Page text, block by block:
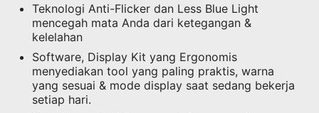
Teknologi Anti-Flicker dan Less Blue Light
mencegah mata Anda dari ketegangan &
kelelahan
Software, Display Kit yang Ergonomis
menyediakan tool yang paling praktis, warna
yang sesuai & mode display saat sedang bekerja
setiap hari.